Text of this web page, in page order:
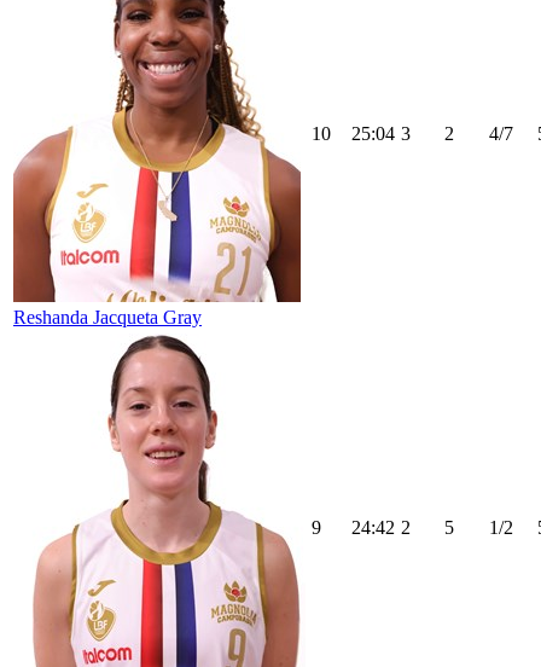
Reshanda Jacqueta Gray
10 25:04 3 2 4/7
9 24:42 2 5 1/2